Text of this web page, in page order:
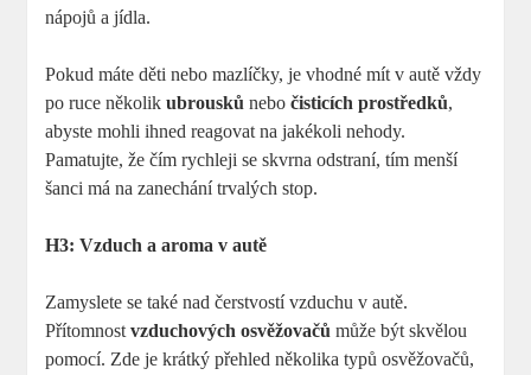
nápojů a jídla.
Pokud máte děti nebo mazlíčky, je vhodné mít v autě vždy
po ruce několikubrousků nebočisticích prostředků,
abyste mohli ihned reagovat na jakékoli nehody.
Pamatujte, že čím rychleji se skvrna odstraní, tím menší
šanci má na zanechání trvalých stop.
H3: Vzduch a aroma v autě
Zamyslete se také nad čerstvostí vzduchu v autě.
Přítomnostvzduchových osvěžovačů může být skvělou
pomocí. Zde je krátký přehled několika typů osvěžovačů,